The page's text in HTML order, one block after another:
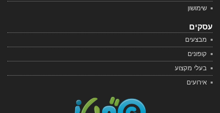
שימושון
עסקים
מבצעים
קופונים
בעלי מקצוע
אירועים